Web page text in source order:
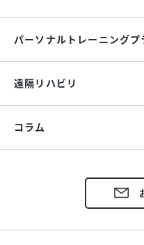
パーソナルトレーニングプ
遠隔リハビリ
コラム